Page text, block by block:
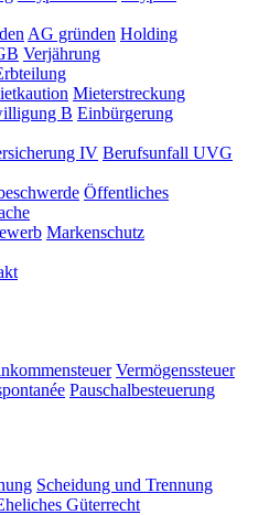
AG gründen Holding
Verjährung
Mieterstreckung
B Einbürgerung
IV Berufsunfall UVG
Öffentliches
Markenschutz
Vermögenssteuer
Pauschalbesteuerung
Scheidung und Trennung
Güterrecht